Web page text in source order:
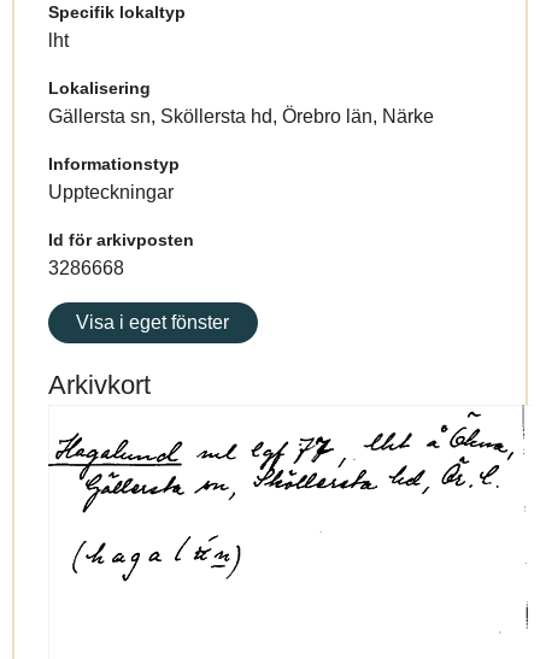
Specifik lokaltyp
lht
Lokalisering
Gällersta sn, Sköllersta hd, Örebro län, Närke
Informationstyp
Uppteckningar
Id för arkivposten
3286668
Visa i eget fönster
Arkivkort